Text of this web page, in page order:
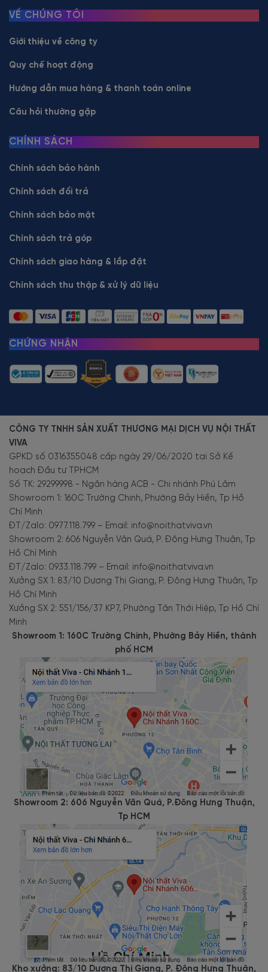
VỀ CHÚNG TÔI
Giới thiệu về công ty
Quy chế hoạt động
Hướng dẫn mua hàng & thanh toán online
Câu hỏi thường gặp
CHÍNH SÁCH
Chính sách bảo hành
Chính sách đổi trả
Chính sách bảo mật
Chính sách trả góp
Chính sách giao hàng & lắp đặt
Chính sách thu thập & xử lý dữ liệu
CHỨNG NHẬN
CÔNG TY TNHH SẢN XUẤT THƯƠNG MẠI DỊCH VỤ NỘI THẤT
VIVA
GPKD số 0316355048 cấp ngày 29/06/2020 tại Sở Kế
hoạch Đầu tư TPHCM
Số TK: 29299998 - Ngân hàng ACB - Chi nhánh Phú Lâm
Showroom 1: 160C Trường Chinh, Phường Bảy Hiền, Tp Hồ
Chí Minh
ĐT/Zalo: 0977.118.799 – Email: info@noithatviva.vn
Showroom 2: 606 Nguyễn Văn Quá, P. Đông Hưng Thuận, Tp
Hồ Chí Minh
ĐT/Zalo: 0933.118.799 – Email: info@noithatviva.vn
Xưởng SX 1: 83/10 Dương Thị Giang, P. Đông Hưng Thuận, Tp
Hồ Chí Minh
Xưởng SX 2: 551/156/37 KP7, Phường Tân Thới Hiệp, Tp Hồ Chí
Minh
Showroom 1: 160C Trường Chinh, Phường Bảy Hiền, thành
phố HCM
Showroom 2: 606 Nguyễn Văn Quá, P.Đông Hưng Thuận,
Tp HCM
Kho xưởng: 83/10 Dương Thị Giang, P. Đông Hưng Thuận,